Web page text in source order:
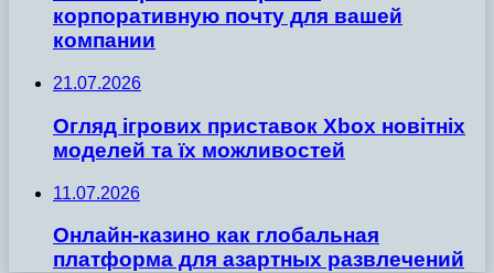
корпоративную почту для вашей
компании
21.07.2026
Огляд ігрових приставок Xbox новітніх
моделей та їх можливостей
11.07.2026
Онлайн-казино как глобальная
платформа для азартных развлечений